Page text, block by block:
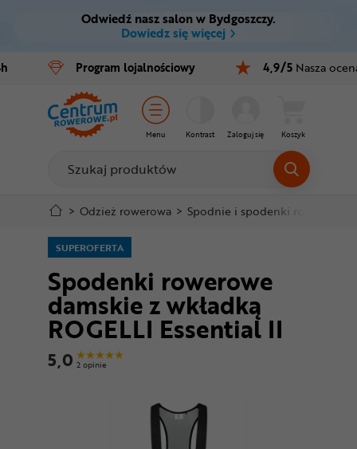
Ctrl M
Menu główne
Informacje o produkcie
Do koszyka
Szczegółowe informacje
Mapa strony
Odwiedź nasz salon w Bydgoszczy.
Dowiedz się więcej
Program lojalnościowy 4,9/5 Nasza
Menu Kontrast Zaloguj się Koszyk
Rowery
E-bike
Części
Akcesoria
Odzież
Kaski
Buty
Warsztat
Odżywki
> Odzież rowerowa > Spodnie i spodenki rowerowe
SUPEROFERTA
Spodenki rowerowe
damskie z wkładką
ROGELLI Essential II
5,0 2 opinie